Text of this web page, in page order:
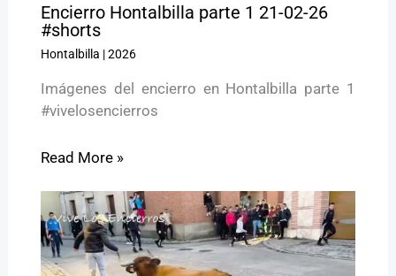
Encierro Hontalbilla parte 1 21-02-26
#shorts
Hontalbilla |2026
Imágenes del encierro en Hontalbilla parte 1
#vivelosencierros
Read More »